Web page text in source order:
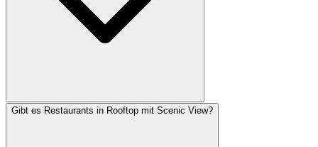
Gibt es Restaurants in Rooftop mit Scenic View?